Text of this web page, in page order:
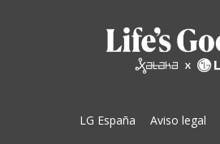
LG España Aviso legal